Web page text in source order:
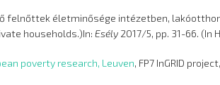
felnőttek életminősége intézetben,
households.)In: Esély 2017/5, pp. 31-66. (In
poverty research, Leuven, FP7 InGRID